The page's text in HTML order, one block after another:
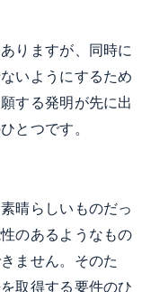
りますが、同時に
いようにするため
する発明が先に出
とつです。
晴らしいものだっ
のあるようなもの
ません。そのた
取得する要件のひ